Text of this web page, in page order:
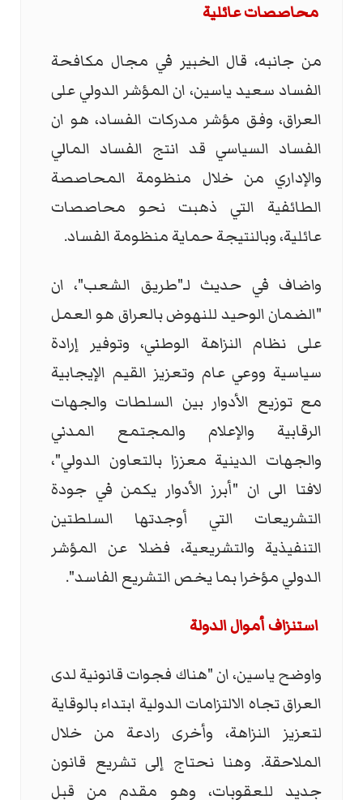
محاصصات عائلية
من جانبه، قال الخبير في مجال مكافحة
الفساد سعيد ياسين، ان المؤشر الدولي على
العراق، وفق مؤشر مدركات الفساد، هو ان
الفساد السياسي قد انتج الفساد المالي
والإداري من خلال منظومة المحاصصة
الطائفية التي ذهبت نحو محاصصات
عائلية، وبالنتيجة حماية منظومة الفساد.
واضاف في حديث لـ"طريق الشعب"، ان
"الضمان الوحيد للنهوض بالعراق هو العمل
على نظام النزاهة الوطني، وتوفير إرادة
سياسية ووعي عام وتعزيز القيم الإيجابية
مع توزيع الأدوار بين السلطات والجهات
الرقابية والإعلام والمجتمع المدني
والجهات الدينية معززا بالتعاون الدولي"،
لافتا الى ان "أبرز الأدوار يكمن في جودة
التشريعات التي أوجدتها السلطتين
التنفيذية والتشريعية، فضلا عن المؤشر
الدولي مؤخرا بما يخص التشريع الفاسد".
استنزاف أموال الدولة
واوضح ياسين، ان "هناك فجوات قانونية لدى
العراق تجاه الالتزامات الدولية ابتداء بالوقاية
لتعزيز النزاهة، وأخرى رادعة من خلال
الملاحقة. وهنا نحتاج إلى تشريع قانون
جديد للعقوبات، وهو مقدم من قبل